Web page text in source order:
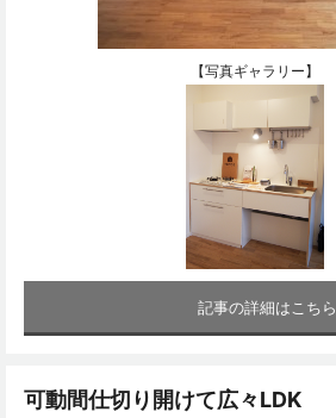
【写真ギャラリー】
記事の詳細はこちら
可動間仕切り開けて広々LDK